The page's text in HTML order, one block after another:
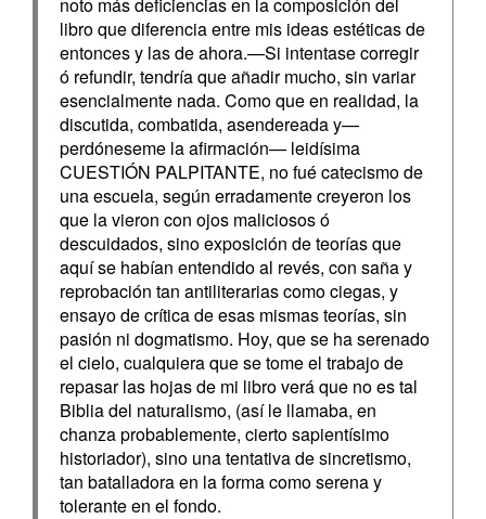
libro que diferencia entre mis ideas estéticas de
entonces y las de ahora.—Si intentase corregir
ó refundir, tendría que añadir mucho, sin variar
esencialmente nada. Como que en realidad, la
discutida, combatida, asendereada y—
perdóneseme la afirmación— leidísima
CUESTIÓN PALPITANTE, no fué catecismo de
una escuela, según erradamente creyeron los
que la vieron con ojos maliciosos ó
descuidados, sino exposición de teorías que
aquí se habían entendido al revés, con saña y
reprobación tan antiliterarias como ciegas, y
ensayo de crítica de esas mismas teorías, sin
pasión ni dogmatismo. Hoy, que se ha serenado
el cielo, cualquiera que se tome el trabajo de
repasar las hojas de mi libro verá que no es tal
Biblia del naturalismo, (así le llamaba, en
chanza probablemente, cierto sapientísimo
historiador), sino una tentativa de sincretismo,
tan batalladora en la forma como serena y
tolerante en el fondo.